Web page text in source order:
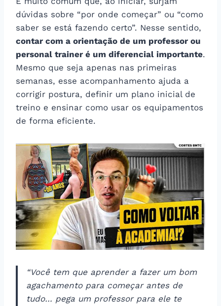
dúvidas sobre “por onde começar” ou “como
saber se está fazendo certo”. Nesse sentido,
contar com a orientação de um professor ou
personal trainer é um diferencial importante.
Mesmo que seja apenas nas primeiras
semanas, esse acompanhamento ajuda a
corrigir postura, definir um plano inicial de
treino e ensinar como usar os equipamentos
de forma eficiente.
“Você tem que aprender a fazer um bom
agachamento para começar antes de
tudo… pega um professor para ele te